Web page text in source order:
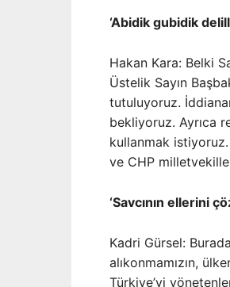
‘Abidik gubidik
Hakan Kara: Belki
Üstelik Sayın
tutuluyoruz.
bekliyoruz. Ayrıca
kullanmak istiyoruz.
ve CHP
‘Savcının ellerini
Kadri Gürsel:
alıkonmamızın,
Türkiye’yi